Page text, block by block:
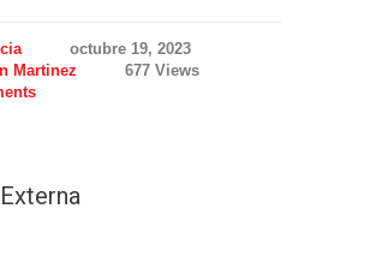
octubre 19, 2023
Martinez
677 Views